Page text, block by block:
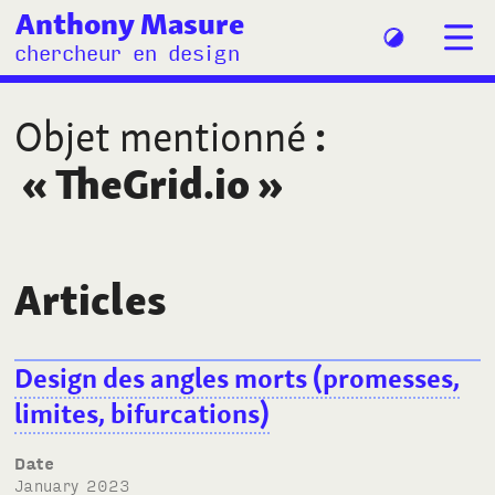
Anthony Masure
chercheur en design
Objet mentionné :
«TheGrid.io»
Articles
Design des angles morts (promesses,
limites, bifurcations)
Date
January 2023